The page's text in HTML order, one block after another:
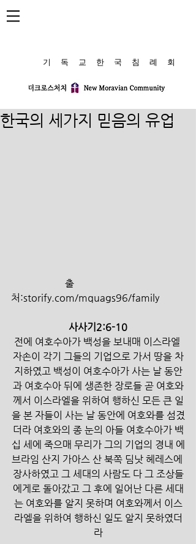
​기 독 교 한 국 침 례 회
한국의 세가지 믿음의 유업
처:storify.com/mquags96/family
사사기2:6-10
전에 여호수아가 백성을 보내매 이스라엘
자손이 각기 그들의 기업으로 가서 땅을 차
지하였고 백성이 여호수아가 사는 날 동안
과 여호수아 뒤에 생존한 장로들 곧 여호와
께서 이스라엘을 위하여 행하신 모든 큰 일
을 본 자들이 사는 날 동안에 여호와를 섬겼
더라 여호와의 종 눈의 아들 여호수아가 백
십 세에 죽으매 무리가 그의 기업의 경내 에
브라임 산지 가아스 산 북쪽 딤낫 헤레스에
장사하였고 그 세대의 사람도 다 그 조상들
에게로 돌아갔고 그 후에 일어난 다른 세대
는 여호와를 알지 못하며 여호와께서 이스
라엘을 위하여 행하신 일도 알지 못하였더
라